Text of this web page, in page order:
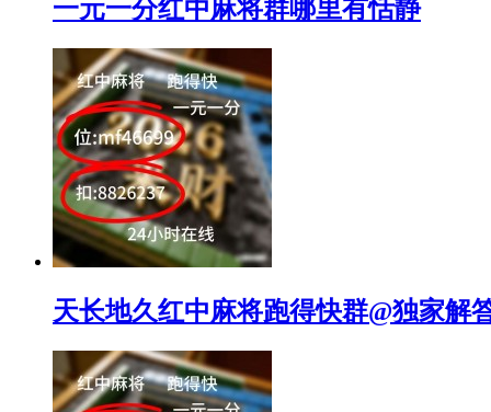
一元一分红中麻将群哪里有恬静
天长地久红中麻将跑得快群@独家解